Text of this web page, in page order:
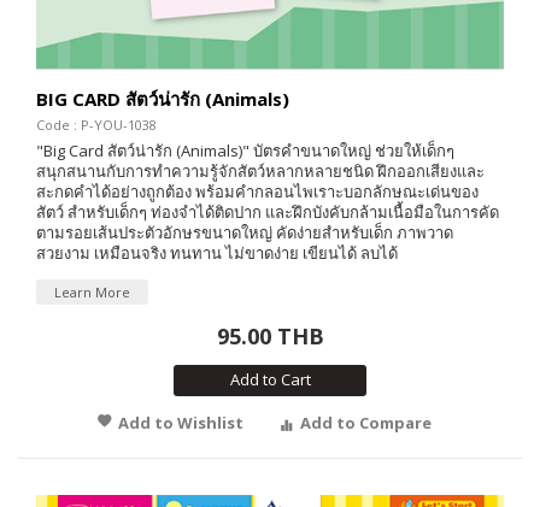
BIG CARD สัตว์น่ารัก (Animals)
Code : P-YOU-1038
"Big Card สัตว์น่ารัก (Animals)" บัตรคำขนาดใหญ่ ช่วยให้เด็กๆ
สนุกสนานกับการทำความรู้จักสัตว์หลากหลายชนิด ฝึกออกเสียงและ
สะกดคำได้อย่างถูกต้อง พร้อมคำกลอนไพเราะบอกลักษณะเด่นของ
สัตว์ สำหรับเด็กๆ ท่องจำได้ติดปาก และฝึกบังคับกล้ามเนื้อมือในการคัด
ตามรอยเส้นประตัวอักษรขนาดใหญ่ คัดง่ายสำหรับเด็ก ภาพวาด
สวยงาม เหมือนจริง ทนทาน ไม่ขาดง่าย เขียนได้ ลบได้
Learn More
95.00 THB
Add to Cart
Add to Wishlist
Add to Compare